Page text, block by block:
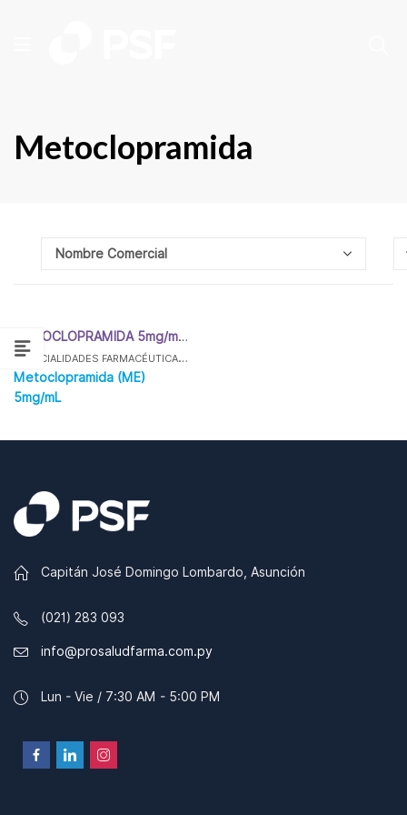
Metoclopramida
METOCLOPRAMIDA 5mg/mL PSF
ESPECIALIDADES FARMACÉUTICAS,
Metoclopramida (ME)
5mg/mL
Capitán José Domingo Lombardo, Asunción
(021) 283 093
info@prosaludfarma.com.py
Lun - Vie / 7:30 AM - 5:00 PM